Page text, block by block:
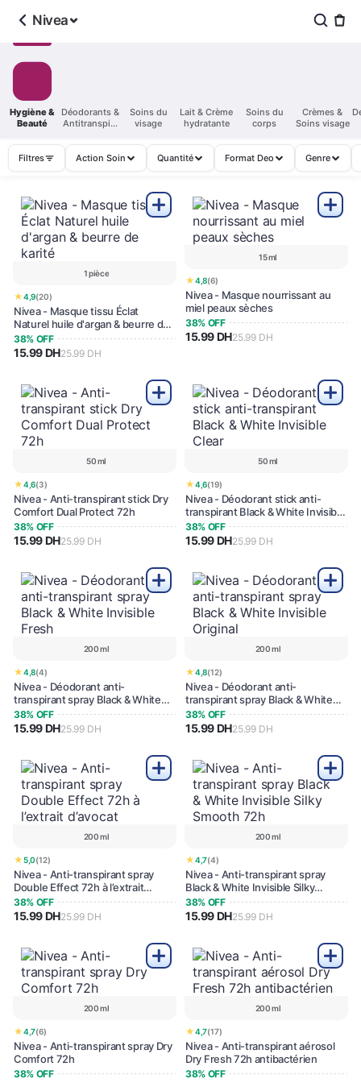
Nivea
Hygiène &
Beauté
Déodorants &
Antitranspira
Soins du
visage
Lait & Crème
hydratante
Soins du
corps
Crèmes &
Soins visage
Filtres Action Soin Quantité Format Deo Genre
1 pièce
★4,9(20)
Nivea - Masque tissu Éclat
Naturel huile d'argan & beurre de
karité
38% OFF
15.99 DH25.99 DH
15 ml
★4,8(6)
Nivea - Masque nourrissant au
miel peaux sèches
38% OFF
15.99 DH25.99 DH
50 ml
★4,6(3)
Nivea - Anti-transpirant stick Dry
Comfort Dual Protect 72h
38% OFF
15.99 DH25.99 DH
50 ml
★4,6(19)
Nivea - Déodorant stick anti-
transpirant Black & White Invisible
Clear
38% OFF
15.99 DH25.99 DH
200 ml
★4,8(4)
Nivea - Déodorant anti-
transpirant spray Black & White
Invisible Fresh
38% OFF
15.99 DH25.99 DH
200 ml
★4,8(12)
Nivea - Déodorant anti-
transpirant spray Black & White
Invisible Original
38% OFF
15.99 DH25.99 DH
200 ml
★5,0(12)
Nivea - Anti-transpirant spray
Double Effect 72h à l’extrait
d’avocat
38% OFF
15.99 DH25.99 DH
200 ml
★4,7(4)
Nivea - Anti-transpirant spray
Black & White Invisible Silky
Smooth 72h
38% OFF
15.99 DH25.99 DH
200 ml
★4,7(6)
Nivea - Anti-transpirant spray Dry
Comfort 72h
38% OFF
200 ml
★4,7(17)
Nivea - Anti-transpirant aérosol
Dry Fresh 72h antibactérien
38% OFF